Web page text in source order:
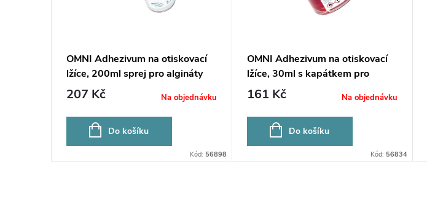
OMNI Adhezivum na otiskovací
lžíce, 200ml sprej pro algináty
207 Kč Na objednávku
Do košíku
Kód: 56898
OMNI Adhezivum na otiskovací
lžíce, 30ml s kapátkem pro
polyéthery
161 Kč Na objednávku
Do košíku
Kód: 56834